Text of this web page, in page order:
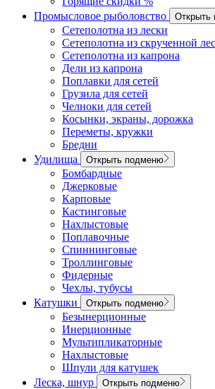
Промысловое рыболовство
Открыть
Сетеполотна из лески
Сетеполотна из скрученной
Сетеполотна из капрона
Дели из капрона
Поплавки для сетей
Грузила для сетей
Челноки для сетей
Косынки, экраны, дорожка
Переметы, кружки
Бредни
Удилища
Открыть подменю
Бомбардные
Джерковые
Карповые
Кастинговые
Нахлыстовые
Поплавочные
Спиннинговые
Троллинговые
Фидерные
Чехлы, тубусы
Катушки
Открыть подменю
Безынерционные
Инерционные
Мультипликаторные
Нахлыстовые
Шпули для катушек
Леска, шнур
Открыть подменю